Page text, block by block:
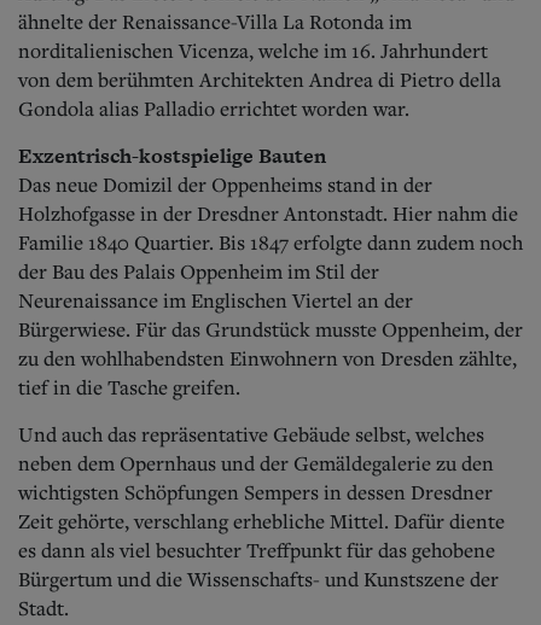
ähnelte der Renaissance-Villa La Rotonda im
norditalienischen Vicenza, welche im 16. Jahrhundert
von dem berühmten Architekten Andrea di Pietro della
Gondola alias Palladio errichtet worden war.
Exzentrisch-kostspielige Bauten
Das neue Domizil der Oppenheims stand in der
Holzhofgasse in der Dresdner Antonstadt. Hier nahm die
Familie 1840 Quartier. Bis 1847 erfolgte dann zudem noch
der Bau des Palais Oppenheim im Stil der
Neurenaissance im Englischen Viertel an der
Bürgerwiese. Für das Grundstück musste Oppenheim, der
zu den wohlhabendsten Einwohnern von Dresden zählte,
tief in die Tasche greifen.
Und auch das repräsentative Gebäude selbst, welches
neben dem Opernhaus und der Gemäldegalerie zu den
wichtigsten Schöpfungen Sempers in dessen Dresdner
Zeit gehörte, verschlang erhebliche Mittel. Dafür diente
es dann als viel besuchter Treffpunkt für das gehobene
Bürgertum und die Wissenschafts- und Kunstszene der
Stadt.